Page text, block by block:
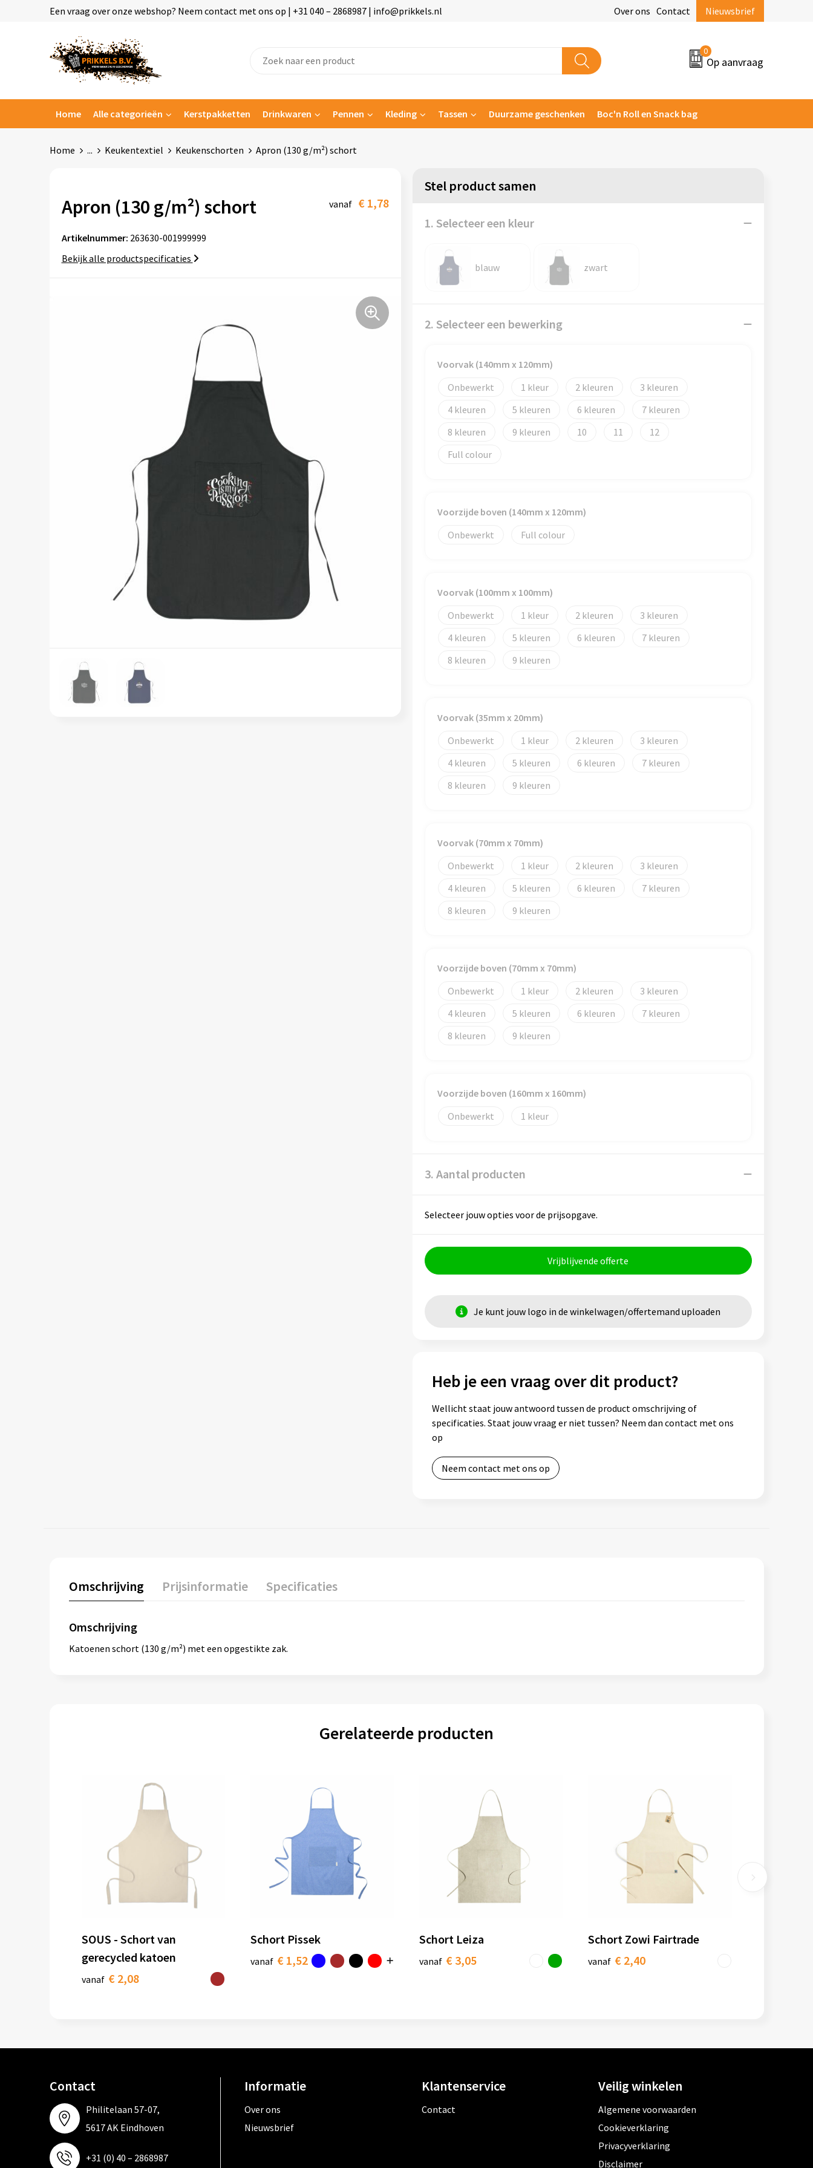
Een vraag over onze webshop? Neem contact met ons op | +31 040 – 2868987 | info@prikkels.nl Over ons Contact Nieuwsbrief
0
Op aanvraag
Home Alle categorieën Kerstpakketten Drinkwaren Pennen Kleding Tassen Duurzame geschenken Boc'n Roll en Snack bag
Home ... Keukentextiel Keukenschorten Apron (130 g/m²) schort
Apron (130 g/m²) schort vanaf € 1,78
Artikelnummer: 263630-001999999
Bekijk alle productspecificaties
Stel product samen
1. Selecteer een kleur
blauw zwart
2. Selecteer een bewerking
Voorvak (140mm x 120mm)
Onbewerkt
1 2
3
4
5 6
7
8
9 10 11
12
Full colour
Voorzijde boven (140mm x 120mm)
Onbewerkt
Full colour
Voorvak (100mm x 100mm)
Onbewerkt
1 2
3
4
5 6
7
8
9
Voorvak (35mm x 20mm)
Onbewerkt
1 2
3
4
5 6
7
8
9
Voorvak (70mm x 70mm)
Onbewerkt
1 2
3
4
5 6
7
8
9
Voorzijde boven (70mm x 70mm)
Onbewerkt
1 2
3
4
5 6
7
8
9
Voorzijde boven (160mm x 160mm)
Onbewerkt
1
3. Aantal producten
Selecteer jouw opties voor de prijsopgave.
Vrijblijvende offerte
Je kunt jouw logo in de winkelwagen/offertemand uploaden
Heb je een vraag over dit product?
Wellicht staat jouw antwoord tussen de product omschrijving of
specificaties. Staat jouw vraag er niet tussen? Neem dan contact met ons
op
Neem contact met ons op
Omschrijving Prijsinformatie Specificaties
Omschrijving
Katoenen schort (130 g/m²) met een opgestikte zak.
Gerelateerde producten
SOUS - Schort van
gerecycled katoen
vanaf € 2,08
Schort Pissek
vanaf € 1,52
Schort Leiza
vanaf € 3,05
Schort Zowi Fairtrade
vanaf € 2,40
Contact
Philitelaan 57-07,
5617 AK Eindhoven
+31 (0) 40 – 2868987
Informatie
Over ons
Nieuwsbrief
Klantenservice
Contact
Veilig winkelen
Algemene voorwaarden
Cookieverklaring
Privacyverklaring
Disclaimer